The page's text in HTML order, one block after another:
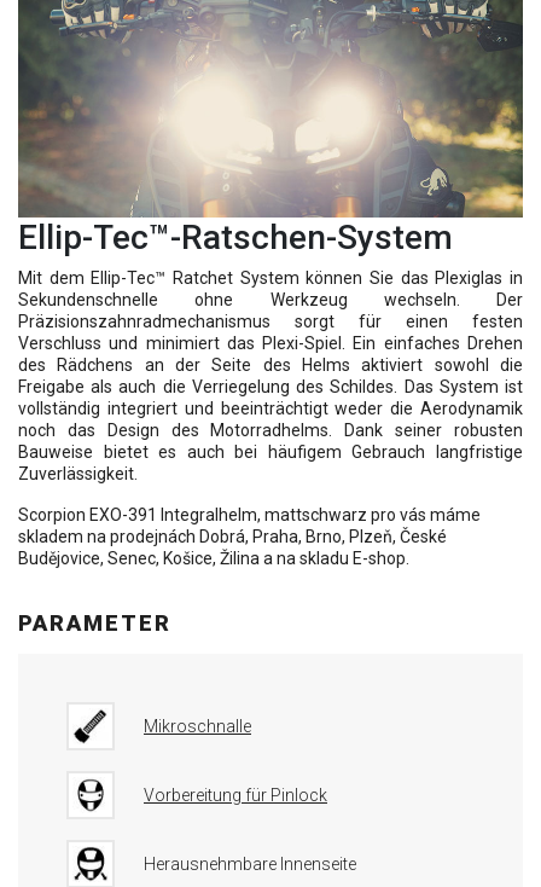
Ellip-Tec™-Ratschen-System
Mit dem Ellip-Tec™ Ratchet System können Sie das Plexiglas in
Sekundenschnelle ohne Werkzeug wechseln. Der
Präzisionszahnradmechanismus sorgt für einen festen
Verschluss und minimiert das Plexi-Spiel. Ein einfaches Drehen
des Rädchens an der Seite des Helms aktiviert sowohl die
Freigabe als auch die Verriegelung des Schildes. Das System ist
vollständig integriert und beeinträchtigt weder die Aerodynamik
noch das Design des Motorradhelms. Dank seiner robusten
Bauweise bietet es auch bei häufigem Gebrauch langfristige
Zuverlässigkeit.
Scorpion EXO-391 Integralhelm, mattschwarz pro vás máme
skladem na prodejnách Dobrá, Praha, Brno, Plzeň, České
Budějovice, Senec, Košice, Žilina a na skladu E-shop.
PARAMETER
Mikroschnalle
Vorbereitung für Pinlock
Herausnehmbare Innenseite